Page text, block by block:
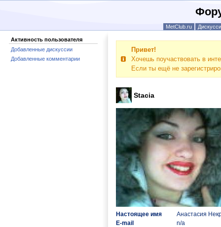
MetClub.ru
Активность пользователя
Добавленные дискуссии
Добавленные комментарии
Привет!
Хочешь поучаствовать в
Если ты ещё не
Stacia
Настоящее имя
Анастасия
E-mail
n/a